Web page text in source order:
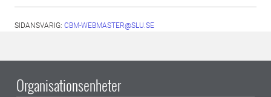
SIDANSVARIG: CBM-WEBMASTER@SLU.SE
Organisationsenheter